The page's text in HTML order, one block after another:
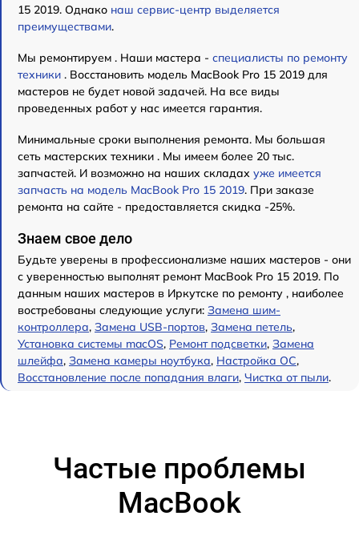
15 2019. Однако наш сервис-центр выделяется
преимуществами.
Мы ремонтируем . Наши мастера - специалисты по ремонту
техники . Восстановить модель MacBook Pro 15 2019 для
мастеров не будет новой задачей. На все виды
проведенных работ у нас имеется гарантия.
Минимальные сроки выполнения ремонта. Мы большая
сеть мастерских техники . Мы имеем более 20 тыс.
запчастей. И возможно на наших складах уже имеется
запчасть на модель MacBook Pro 15 2019. При заказе
ремонта на сайте - предоставляется скидка -25%.
Знаем свое дело
Будьте уверены в профессионализме наших мастеров - они
с уверенностью выполнят ремонт MacBook Pro 15 2019. По
данным наших мастеров в Иркутске по ремонту , наиболее
востребованы следующие услуги: Замена шим-
контроллера, Замена USB-портов, Замена петель,
Установка системы macOS, Ремонт подсветки, Замена
шлейфа, Замена камеры ноутбука, Настройка ОС,
Восстановление после попадания влаги, Чистка от пыли.
Частые проблемы
MacBook